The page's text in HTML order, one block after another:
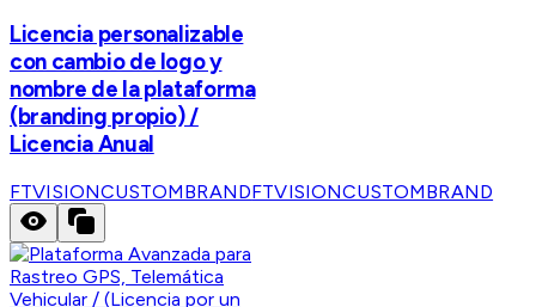
Licencia personalizable
con cambio de logo y
nombre de la plataforma
(branding propio) /
Licencia Anual
FTVISIONCUSTOMBRANDFTVISIONCUSTOMBRAND